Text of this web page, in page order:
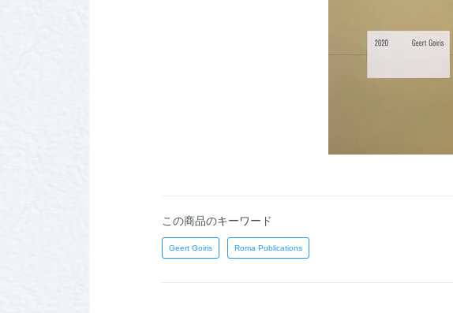
この商品のキーワード
Geert Goiris Roma Publications